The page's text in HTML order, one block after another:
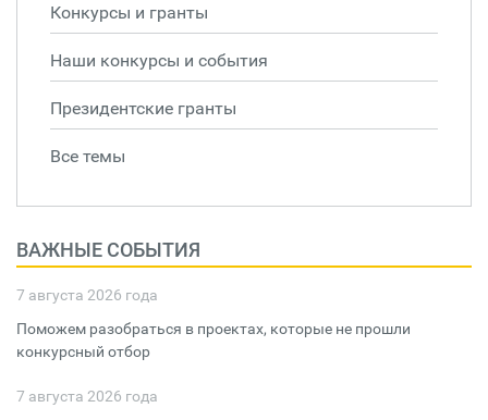
Конкурсы и гранты
Наши конкурсы и события
Президентские гранты
Все темы
ВАЖНЫЕ СОБЫТИЯ
7 августа 2026 года
Поможем разобраться в проектах, которые не прошли
конкурсный отбор
7 августа 2026 года